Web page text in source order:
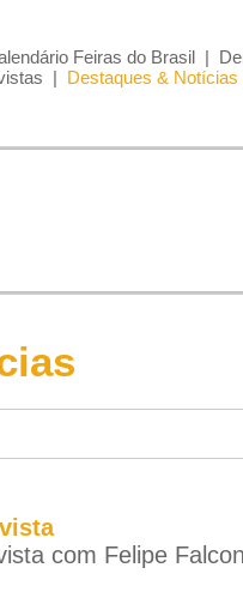
Feiras do Brasil |
| Destaques & Notícias
com Felipe